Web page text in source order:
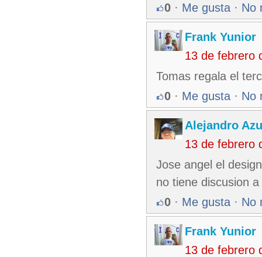
0 · Me gusta · No
Frank Yunior
13 de febrero
Tomas regala el
0 · Me gusta · No
Alejandro
13 de febrero
Jose angel el
no tiene discusion
0 · Me gusta · No
Frank Yunior
13 de febrero